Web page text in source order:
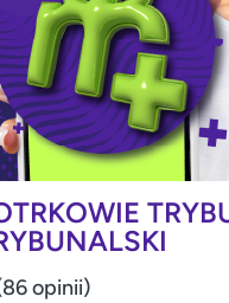
opinii)